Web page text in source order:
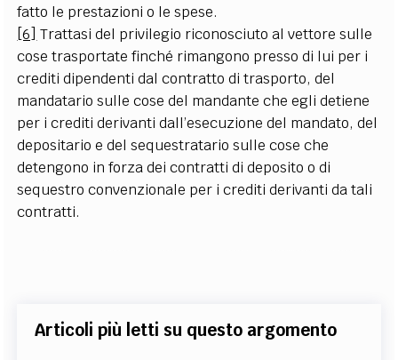
fatto le prestazioni o le spese.
[6] Trattasi del privilegio riconosciuto al vettore sulle
cose trasportate finché rimangono presso di lui per i
crediti dipendenti dal contratto di trasporto, del
mandatario sulle cose del mandante che egli detiene
per i crediti derivanti dall’esecuzione del mandato, del
depositario e del sequestratario sulle cose che
detengono in forza dei contratti di deposito o di
sequestro convenzionale per i crediti derivanti da tali
contratti.
Articoli più letti su questo argomento